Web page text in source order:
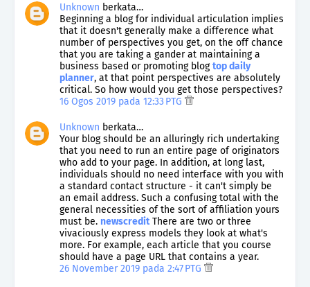
Unknown berkata…
Beginning a blog for individual articulation implies
that it doesn't generally make a difference what
number of perspectives you get, on the off chance
that you are taking a gander at maintaining a
business based or promoting blogtop daily
planner, at that point perspectives are absolutely
critical. So how would you get those perspectives?
16 Ogos 2019 pada 12:33 PTG
Unknown berkata…
Your blog should be an alluringly rich undertaking
that you need to run an entire page of originators
who add to your page. In addition, at long last,
individuals should no need interface with you with
a standard contact structure - it can't simply be
an email address. Such a confusing total with the
general necessities of the sort of affiliation yours
must be. newscreditThere are two or three
vivaciously express models they look at what's
more. For example, each article that you course
should have a page URL that contains a year.
26 November 2019 pada 2:47 PTG